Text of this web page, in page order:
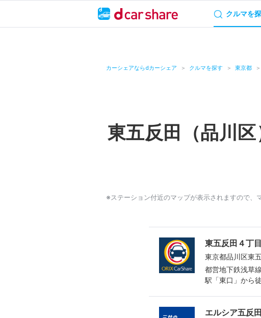
クルマを
カーシェアならdカーシェア クルマを探す 東京都
東五反田（品川
※ステーション付近のマップが表示されますので、
東五反田４丁目
東京都品川区東
都営地下鉄浅草
駅「東口」から
エルシア五反
よくあるご質問・お問い合わ